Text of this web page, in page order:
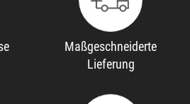
Maßgeschneiderte
Lieferung